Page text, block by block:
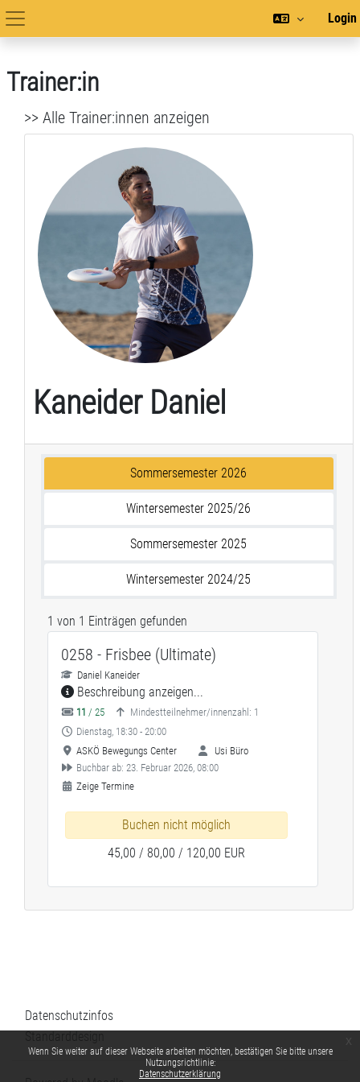
Zum Hauptinhalt
Wenn Sie weiter auf dieser Webseite arbeiten möchten, bestätigen Sie bitte unsere
Nutzungsrichtlinie:
Datenschutzerklärung
Hauptnavigation
Login
Trainer:in
>> Alle Trainer:innen anzeigen
Kaneider Daniel
Sommersemester 2026
Wintersemester 2025/26
Sommersemester 2025
Wintersemester 2024/25
1 von 1 Einträgen gefunden
0258 - Frisbee (Ultimate)
Daniel Kaneider
Beschreibung anzeigen...
11 / 25
Mindestteilnehmer/innenzahl: 1
Dienstag, 18:30 - 20:00
ASKÖ Bewegungs Center
Usi Büro
Buchbar ab: 23. Februar 2026, 08:00
Zeige Termine
Buchen nicht möglich
45,00 / 80,00 / 120,00 EUR
Datenschutzinfos